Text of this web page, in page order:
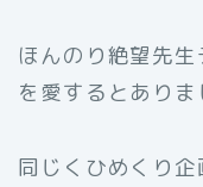
ほんのり絶望先
を愛するとありま
同じくひめくり